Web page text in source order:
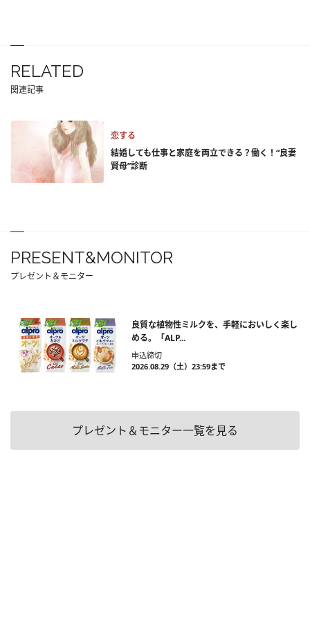
RELATED
関連記事
恋する
結婚しても仕事と家庭を両立できる？働く！“良妻
賢母”診断
PRESENT&MONITOR
プレゼント＆モニター
良質な植物性ミルクを、手軽においしく楽し
める。「ALP...
申込締切
2026.08.29（土）23:59まで
プレゼント＆モニター一覧を見る